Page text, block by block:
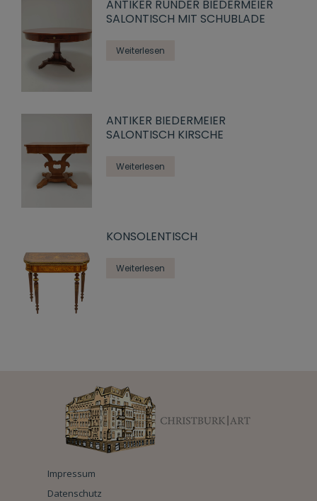
ANTIKER RUNDER BIEDERMEIER
SALONTISCH MIT SCHUBLADE
Weiterlesen
ANTIKER BIEDERMEIER
SALONTISCH KIRSCHE
Weiterlesen
KONSOLENTISCH
Weiterlesen
Impressum
Datenschutz